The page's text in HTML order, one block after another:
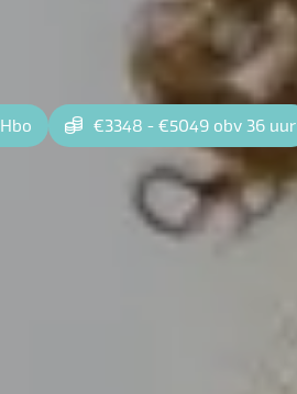
Hbo €3348 - €5049 obv 36 uur